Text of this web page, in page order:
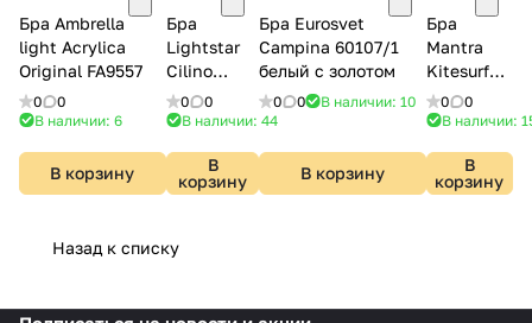
Бра Ambrella
light Acrylica
Original FA9557
0
0
В наличии: 6
В корзину
Бра
Lightstar
Cilino
756616
0
0
В наличии: 44
В
корзину
Бра Eurosvet
Campina 60107/1
белый с золотом
0 0 В наличии: 10
В корзину
Бра
Mantra
Kitesurf
8596
0
0
В наличии:
В
корзину
Назад к списку